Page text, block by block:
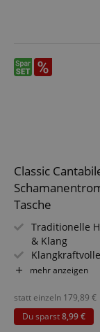
Inklusive
Ideal für
Classic
Tasche
Traditionelle
& Klang
& Rituale
Größe: 16"
Resonanz
Inklusive
Stehen
mehr anzeigen
statt einzeln 179,89 €
Du sparst8,99 €